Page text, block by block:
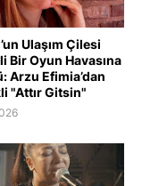
Ulaşım Çilesi
Bir Oyun Havasına
Arzu Efimia’dan
"Attır Gitsin"